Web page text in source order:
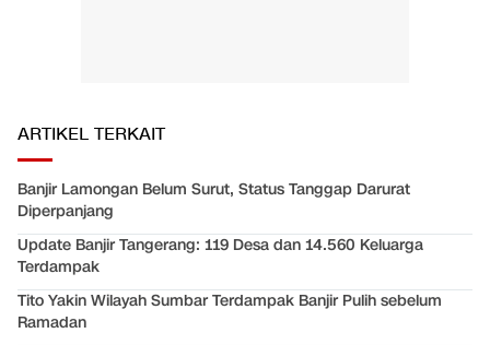
ARTIKEL TERKAIT
Banjir Lamongan Belum Surut, Status Tanggap Darurat
Diperpanjang
Update Banjir Tangerang: 119 Desa dan 14.560 Keluarga
Terdampak
Tito Yakin Wilayah Sumbar Terdampak Banjir Pulih sebelum
Ramadan